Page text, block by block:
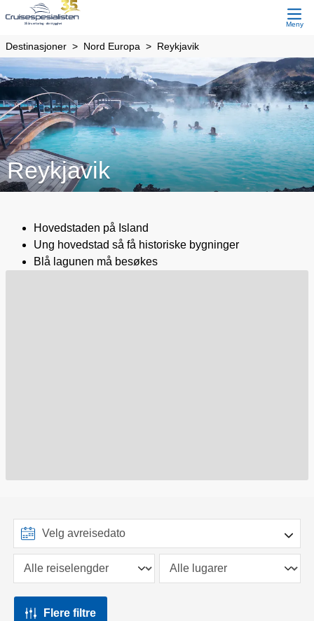
Meny
Destinasjoner Nord Europa Reykjavik
Reykjavik
Hovedstaden på Island
Ung hovedstad så få historiske bygninger
Blå lagunen må besøkes
Flere filtre